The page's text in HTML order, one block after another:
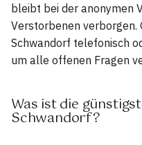
bleibt bei der anonymen
Verstorbenen verborgen.
Schwandorf telefonisch
um alle offenen Fragen
Was ist die
Schwandorf?